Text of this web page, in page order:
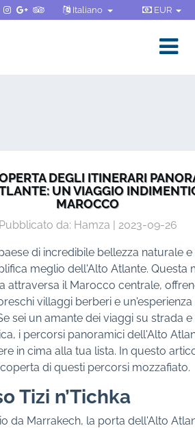
Italiano EUR
DEGLI ITINERARI
UN VIAGGIO
MAROCCO
Pubblicato da: Hamza | 2023-09-26
di incredibile bellezza naturale
meglio dell'Alto Atlante. Questa
attraversa il Marocco centrale,
villaggi berberi e
sei un amante dei viaggi su strada
i percorsi panoramici dell'Alto
in cima alla tua lista. In questo
di questi percorsi mozzafiato.
Tizi n’Tichka
da Marrakech, la porta dell'Alto